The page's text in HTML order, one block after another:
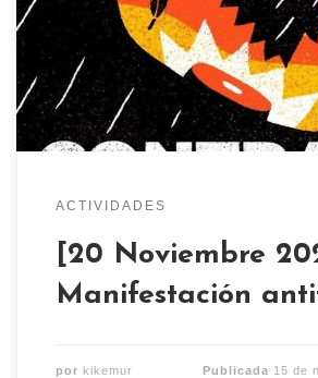
sino una mera continuación de lo
diferentes prendas. Y es que las
régimen siguen estando
Los jueces […]
ACTIVIDADES
[20 Noviembre
Manifestación
por kikemur Publicada 15 de